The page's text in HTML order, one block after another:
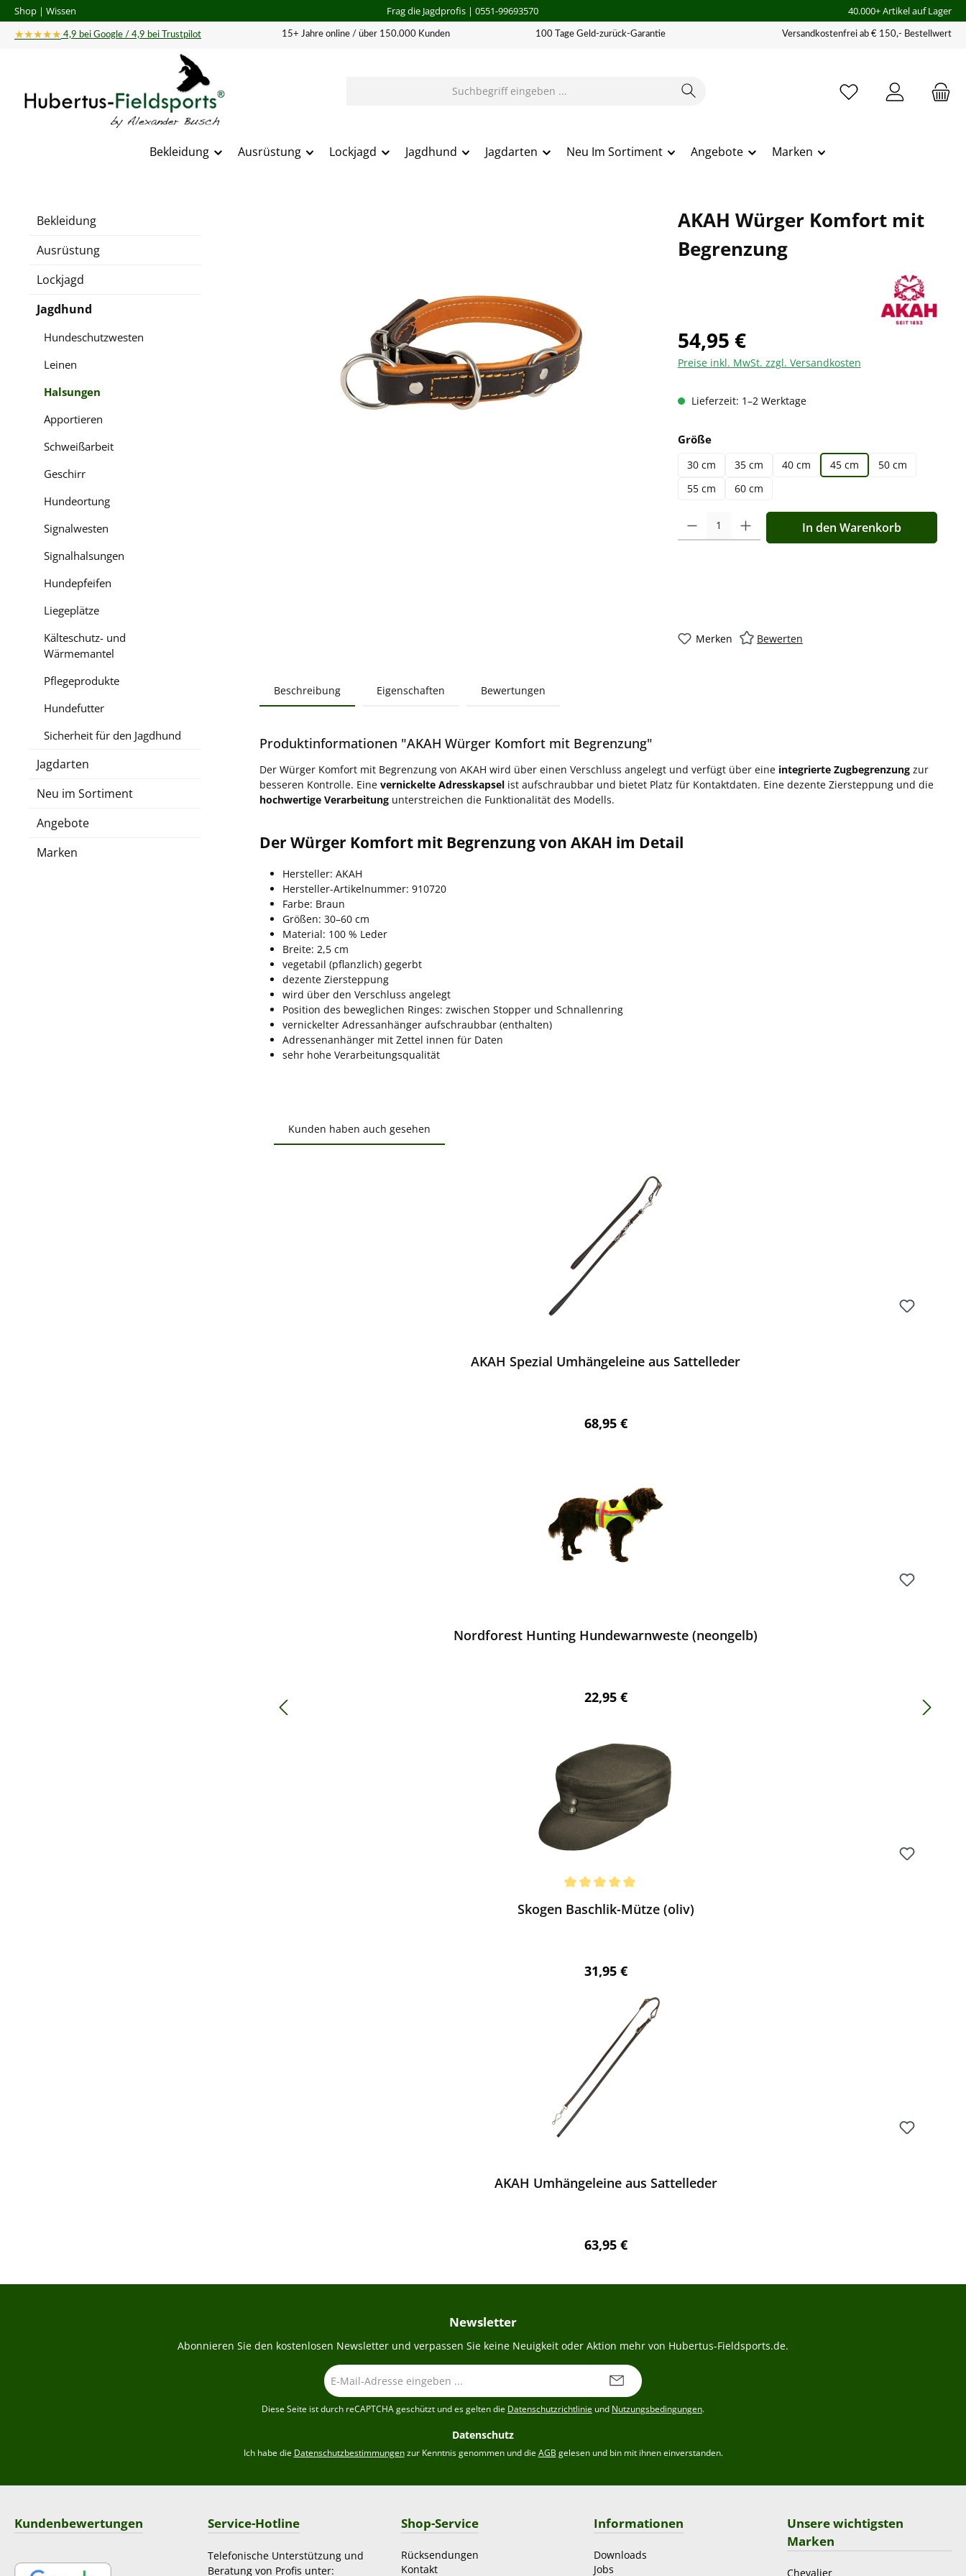
Hauptinhalt springen
Zur Suche springen
Zur Hauptnavigation springen
Shop | Wissen Frag die Jagdprofis| 0551-99693570 40.000+ Artikel auf Lager
★★★★★ 4,9 bei Google / 4,9 bei Trustpilot 15+ Jahre online / über 150.000 Kunden 100 Tage Geld-zurück-Garantie Versandkostenfrei ab € 150,- Bestellwert
Bekleidung Ausrüstung Lockjagd Jagdhund Jagdarten Neu Im Sortiment Angebote Marken
Bekleidung
Ausrüstung
Lockjagd
Jagdhund
Hundeschutzwesten
Leinen
Halsungen
Apportieren
Schweißarbeit
Geschirr
Hundeortung
Signalwesten
Signalhalsungen
Hundepfeifen
Liegeplätze
Kälteschutz- und
Wärmemantel
Pflegeprodukte
Hundefutter
Sicherheit für den Jagdhund
Jagdarten
Neu im Sortiment
Angebote
Marken
AKAH Würger Komfort mit
Begrenzung
54,95 €
Preise inkl. MwSt. zzgl. Versandkosten
Lieferzeit: 1–2 Werktage
Größeauswählen
30 cm 35 cm 40 cm 45 cm
50 cm
55 cm
60 cm
Produkt Anzahl: Gib den gewünschten Wert ein oder
In den Warenkorb
Merken Bewerten
Beschreibung Eigenschaften Bewertungen
Produktinformationen "AKAH Würger Komfort mit Begrenzung"
Der Würger Komfort mit Begrenzung von AKAH wird über einen Verschluss angelegt und verfügt über eine integrierte Zugbegrenzung zur
besseren Kontrolle. Eine vernickelte Adresskapsel ist aufschraubbar und bietet Platz für Kontaktdaten. Eine dezente Ziersteppung und die
hochwertige Verarbeitung unterstreichen die Funktionalität des Modells.
Der Würger Komfort mit Begrenzung von AKAH im Detail
Hersteller: AKAH
Hersteller-Artikelnummer: 910720
Farbe: Braun
Größen: 30–60 cm
Material: 100 % Leder
Breite: 2,5 cm
vegetabil (pflanzlich) gegerbt
dezente Ziersteppung
wird über den Verschluss angelegt
Position des beweglichen Ringes: zwischen Stopper und Schnallenring
vernickelter Adressanhänger aufschraubbar (enthalten)
Adressenanhänger mit Zettel innen für Daten
sehr hohe Verarbeitungsqualität
Kunden haben auch gesehen
AKAH Spezial Umhängeleine aus Sattelleder
Regulärer Preis:
68,95 €
Nordforest Hunting Hundewarnweste (neongelb)
Regulärer Preis:
22,95 €
Skogen Baschlik-Mütze (oliv)
Regulärer Preis:
31,95 €
AKAH Umhängeleine aus Sattelleder
Regulärer Preis:
63,95 €
Newsletter
Abonnieren Sie den kostenlosen Newsletter und verpassen Sie keine Neuigkeit oder Aktion mehr von Hubertus-Fieldsports.de.
E-
Mail-
Adresse
Diese Seite ist durch reCAPTCHA geschützt und es gelten die Datenschutzrichtlinie und Nutzungsbedingungen.
Datenschutz
Ich habe die Datenschutzbestimmungenzur Kenntnis genommen und dieAGB gelesen und bin mit ihnen einverstanden.
Service-Hotline
Telefonische Unterstützung und
Beratung von Profis unter:
Shop-Service
Rücksendungen
Kontakt
Informationen
Downloads
Jobs
Unsere wichtigsten
Marken
Chevalier
Kundenbewertungen